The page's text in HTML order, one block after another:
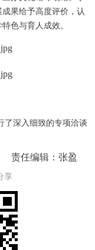
果给予高度评价，认
色与育人成效。
了深入细致的专项洽谈
责任编辑：张盈
享